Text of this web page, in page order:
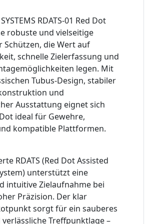
RDATS-01 Red Dot
robuste und vielseitige
Schützen, die Wert auf
schnelle Zielerfassung und
legen. Mit
Tubus-Design, stabiler
und
Ausstattung eignet sich
ideal für Gewehre,
kompatible Plattformen.
RDATS (Red Dot Assisted
unterstützt eine
intuitive Zielaufnahme bei
Präzision. Der klar
sorgt für ein sauberes
Treffpunktlage –